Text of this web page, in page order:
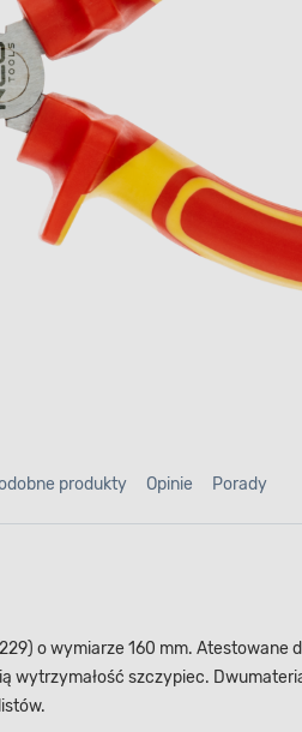
produkty Opinie Porady
o wymiarze 160 mm.
wytrzymałość szczypiec.